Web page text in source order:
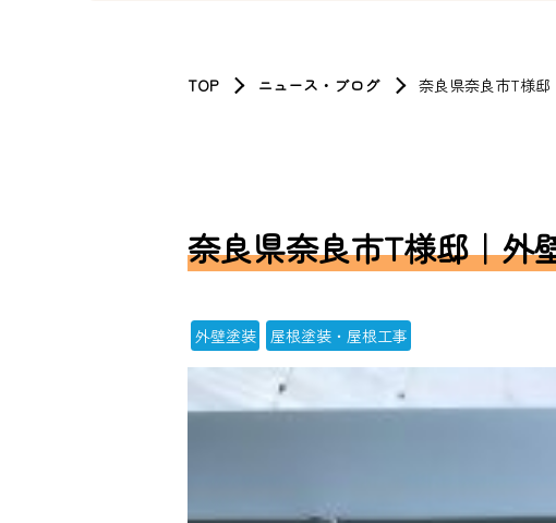
TOP ニュース・ブログ 奈良県奈良市T様
奈良県奈良市T様邸｜外
外壁塗装 屋根塗装・屋根工事